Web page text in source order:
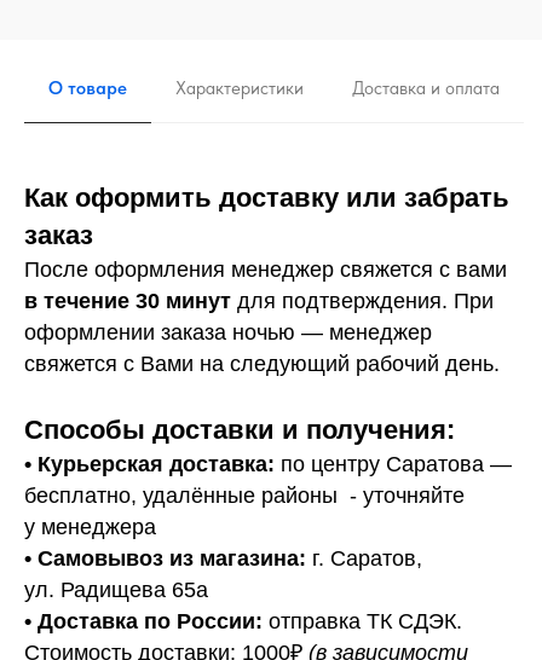
О товаре Характеристики Доставка и оплата
Как оформить доставку или забрать
заказ
После оформления менеджер свяжется с вами
в течение 30 минут для подтверждения. При
оформлении заказа ночью — менеджер
свяжется с Вами на следующий рабочий день.
Способы доставки и получения:
• Курьерская доставка: по центру Саратова —
бесплатно, удалённые районы - уточняйте
у менеджера
• Самовывоз из магазина: г. Саратов,
ул. Радищева 65а
• Доставка по России: отправка ТК СДЭК.
Стоимость доставки: 1000₽ (в зависимости